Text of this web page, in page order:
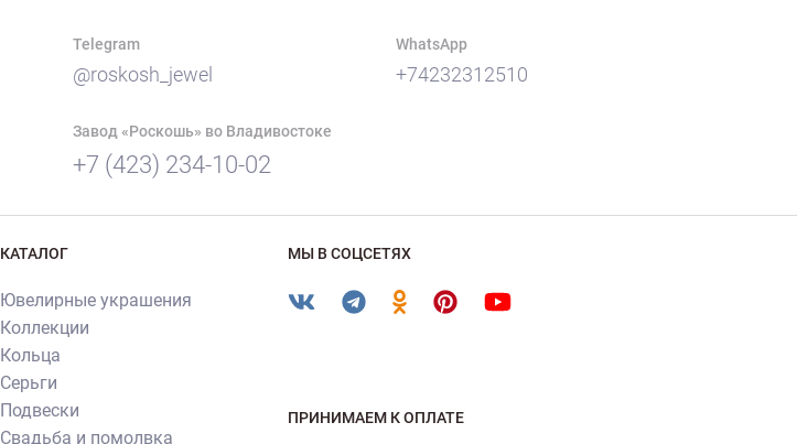
Telegram
@roskosh_jewel
WhatsApp
+74232312510
Завод «Роскошь» во Владивостоке
+7 (423) 234-10-02
КАТАЛОГ
Ювелирные украшения
Коллекции
Кольца
Серьги
Подвески
Свадьба и помолвка
МЫ В СОЦСЕТЯХ
ПРИНИМАЕМ К ОПЛАТЕ